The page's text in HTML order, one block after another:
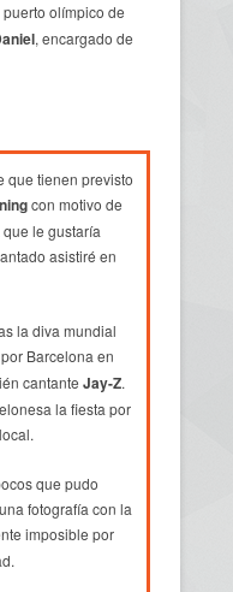
olímpico de
, encargado de
que tienen previsto
con motivo de
le gustaría
asistiré en
la diva mundial
Barcelona en
cantante Jay-Z.
la fiesta por
que pudo
fotografía con la
imposible por